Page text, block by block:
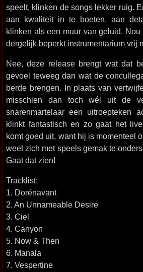
speelt, klinken de songs lekker ruig.
aan kwaliteit in te boeten, aan
klinken als een muur van geluid. Nou
dergelijk beperkt instrumentarium vrij
Nee, deze release brengt wat dat
gevoel teweeg dan wat de
berde brengen. In plaats van
misschien dan toch wél uit de
snarenmartelaar een uitroepteken
klinkt fantastisch en zo gaat het
komt goed uit, want hij is momenteel
weet zich met speels gemak te
Gaat dat zien!
Tracklist:
1. Dorénavant
2. An Unnameable Desire
3. Ciel
4. Canyon
5. Now & Then
6. Manala
7. Vespertine